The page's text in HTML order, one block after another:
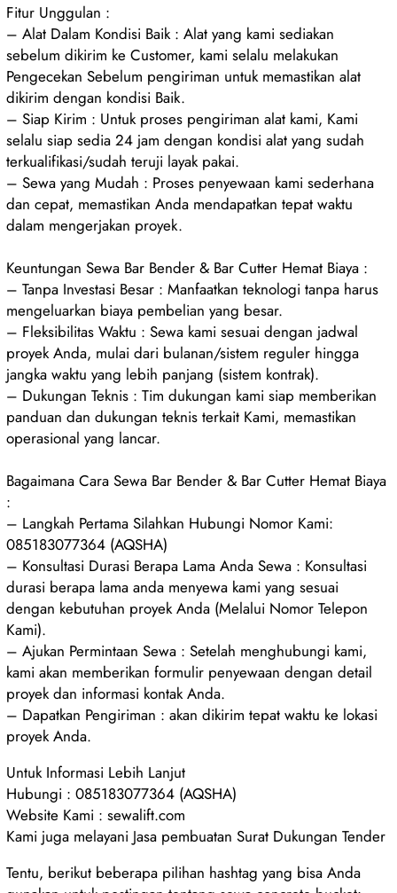
Fitur Unggulan :
– Alat Dalam Kondisi Baik : Alat yang kami sediakan
sebelum dikirim ke Customer, kami selalu melakukan
Pengecekan Sebelum pengiriman untuk memastikan alat
dikirim dengan kondisi Baik.
– Siap Kirim : Untuk proses pengiriman alat kami, Kami
selalu siap sedia 24 jam dengan kondisi alat yang sudah
terkualifikasi/sudah teruji layak pakai.
– Sewa yang Mudah : Proses penyewaan kami sederhana
dan cepat, memastikan Anda mendapatkan tepat waktu
dalam mengerjakan proyek.
Keuntungan Sewa Bar Bender & Bar Cutter Hemat Biaya :
– Tanpa Investasi Besar : Manfaatkan teknologi tanpa harus
mengeluarkan biaya pembelian yang besar.
– Fleksibilitas Waktu : Sewa kami sesuai dengan jadwal
proyek Anda, mulai dari bulanan/sistem reguler hingga
jangka waktu yang lebih panjang (sistem kontrak).
– Dukungan Teknis : Tim dukungan kami siap memberikan
panduan dan dukungan teknis terkait Kami, memastikan
operasional yang lancar.
Bagaimana Cara Sewa Bar Bender & Bar Cutter Hemat Biaya
:
– Langkah Pertama Silahkan Hubungi Nomor Kami:
085183077364 (AQSHA)
– Konsultasi Durasi Berapa Lama Anda Sewa : Konsultasi
durasi berapa lama anda menyewa kami yang sesuai
dengan kebutuhan proyek Anda (Melalui Nomor Telepon
Kami).
– Ajukan Permintaan Sewa : Setelah menghubungi kami,
kami akan memberikan formulir penyewaan dengan detail
proyek dan informasi kontak Anda.
– Dapatkan Pengiriman : akan dikirim tepat waktu ke lokasi
proyek Anda.
Untuk Informasi Lebih Lanjut
Hubungi : 085183077364 (AQSHA)
Website Kami : sewalift.com
Kami juga melayani Jasa pembuatan Surat Dukungan Tender
Tentu, berikut beberapa pilihan hashtag yang bisa Anda